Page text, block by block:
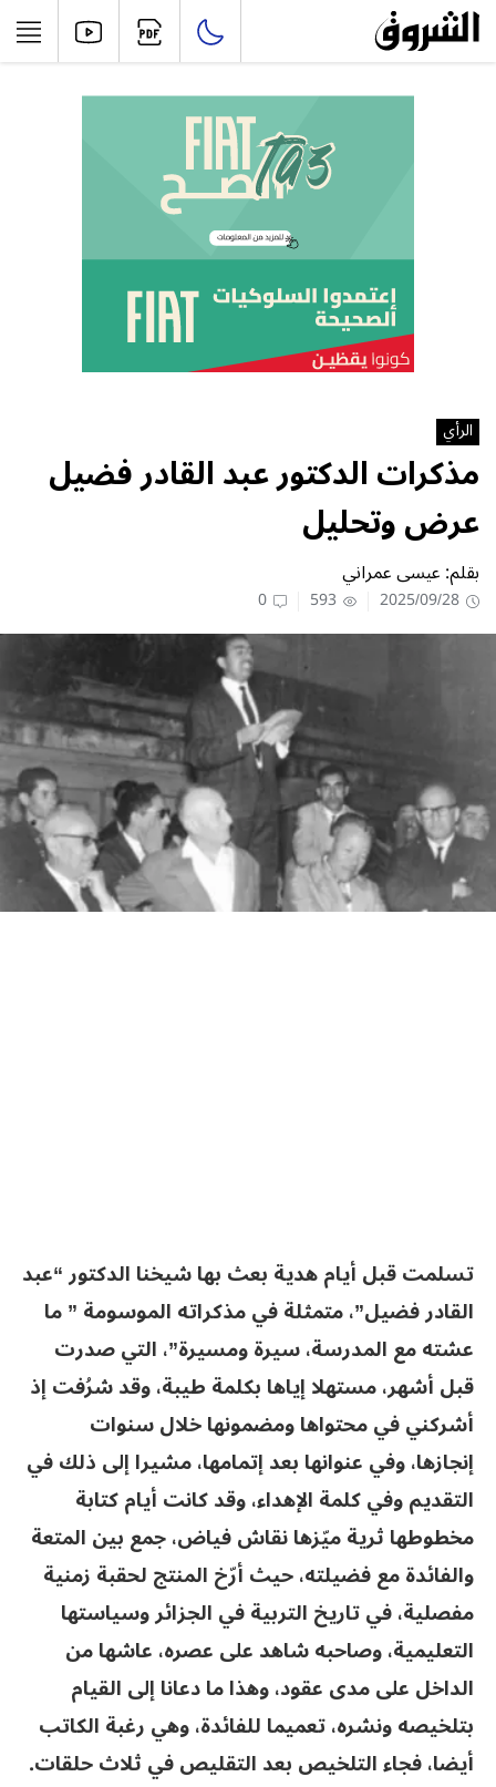
الرأي
مذكرات الدكتور عبد القادر فضيل
عرض وتحليل
بقلم: عيسى عمراني
2025/09/28
593
0
تسلمت قبل أيام هدية بعث بها شيخنا الدكتور “عبد
القادر فضيل”، متمثلة في مذكراته الموسومة ” ما
عشته مع المدرسة، سيرة ومسيرة”، التي صدرت
قبل أشهر، مستهلا إياها بكلمة طيبة، وقد شرُفت إذ
أشركني في محتواها ومضمونها خلال سنوات
إنجازها، وفي عنوانها بعد إتمامها، مشيرا إلى ذلك في
التقديم وفي كلمة الإهداء، وقد كانت أيام كتابة
مخطوطها ثرية ميّزها نقاش فياض، جمع بين المتعة
والفائدة مع فضيلته، حيث أرّخ المنتج لحقبة زمنية
مفصلية، في تاريخ التربية في الجزائر وسياستها
التعليمية، وصاحبه شاهد على عصره، عاشها من
الداخل على مدى عقود، وهذا ما دعانا إلى القيام
بتلخيصه ونشره، تعميما للفائدة، وهي رغبة الكاتب
أيضا، فجاء التلخيص بعد التقليص في ثلاث حلقات.